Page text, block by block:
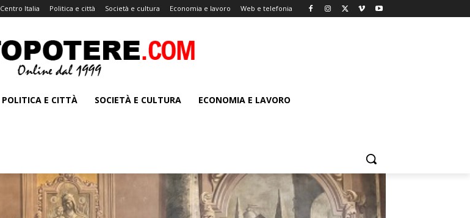
Centro Italia Politica e città Società e cultura Economia e lavoro Web e telefonia
POLITICA E CITTÀ SOCIETÀ E CULTURA ECONOMIA E LAVORO